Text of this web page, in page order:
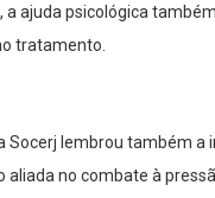
a ajuda psicológica
tratamento.
Socerj lembrou também a
aliada no combate à